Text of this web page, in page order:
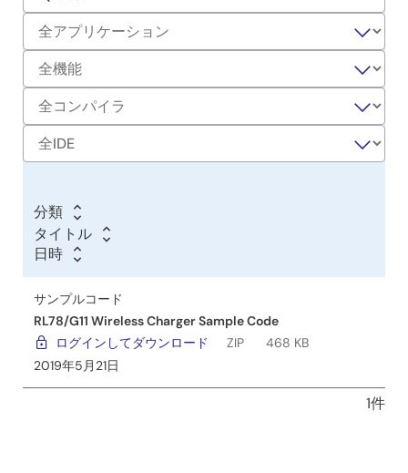
サ
ン
プ
ル
コ
ー
ド
タ
分類
タ
イ
ト
ル
タイトル
日
日
日時
サンプルコード
RL78/G11 Wireless Charger Sample Code
ログインしてダウンロード
ZIP
468 KB
2019年5月21日
1件